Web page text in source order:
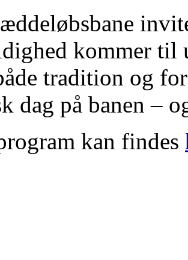
kommer
tradition og
dag på banen –
kan findes